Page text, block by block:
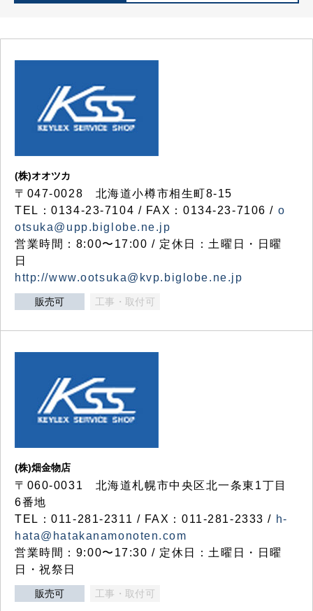
(株)オオツカ
〒047-0028 北海道小樽市相生町8-15
TEL：0134-23-7104 / FAX：0134-23-7106 / o
otsuka@upp.biglobe.ne.jp
営業時間：8:00〜17:00 / 定休日：土曜日・日曜
日
http://www.ootsuka@kvp.biglobe.ne.jp
販売可 工事・取付可
(株)畑金物店
〒060-0031 北海道札幌市中央区北一条東1丁目
6番地
TEL：011-281-2311 / FAX：011-281-2333 / h-
hata@hatakanamonoten.com
営業時間：9:00〜17:30 / 定休日：土曜日・日曜
日・祝祭日
販売可 工事・取付可